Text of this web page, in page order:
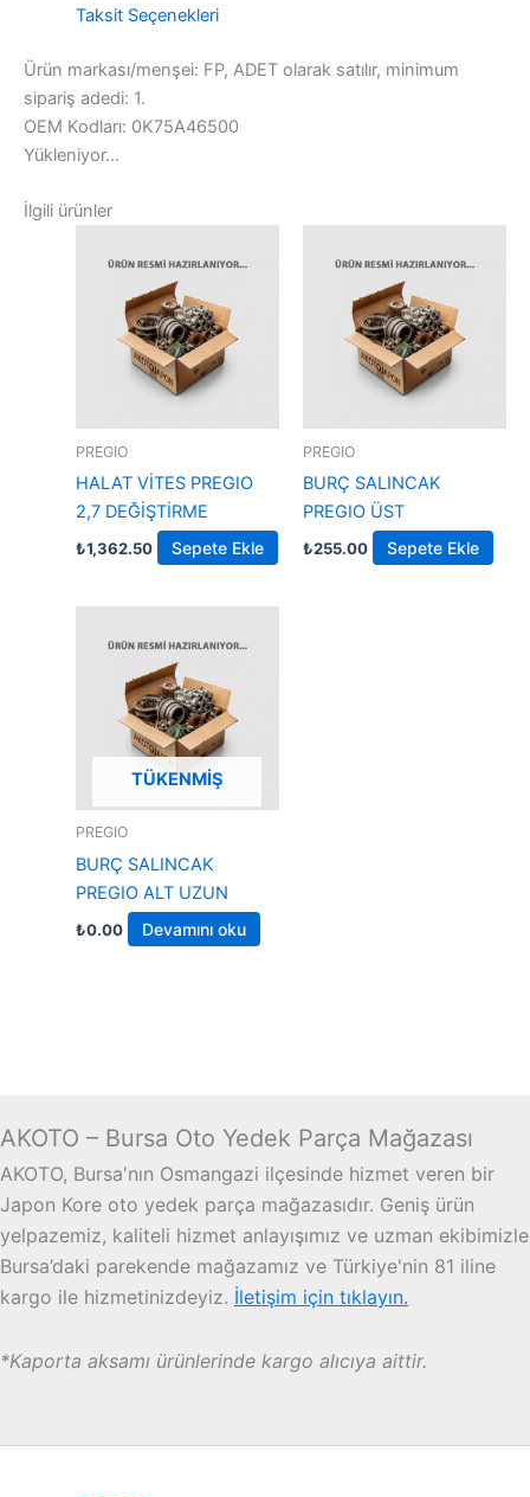
Taksit Seçenekleri
Ürün markası/menşei: FP, ADET olarak satılır, minimum
sipariş adedi: 1.
OEM Kodları: 0K75A46500
Yükleniyor...
İlgili ürünler
PREGIO
HALAT VİTES PREGIO
2,7 DEĞİŞTİRME
₺1,362.50 Sepete Ekle
PREGIO
BURÇ SALINCAK
PREGIO ÜST
₺255.00 Sepete Ekle
TÜKENMIŞ
PREGIO
BURÇ SALINCAK
PREGIO ALT UZUN
₺0.00 Devamını oku
AKOTO – Bursa Oto Yedek Parça Mağazası
AKOTO, Bursa'nın Osmangazi ilçesinde hizmet veren bir
Japon Kore oto yedek parça mağazasıdır. Geniş ürün
yelpazemiz, kaliteli hizmet anlayışımız ve uzman ekibimizle
Bursa’daki parekende mağazamız ve Türkiye'nin 81 iline
kargo ile hizmetinizdeyiz. İletişim için tıklayın.
*Kaporta aksamı ürünlerinde kargo alıcıya aittir.